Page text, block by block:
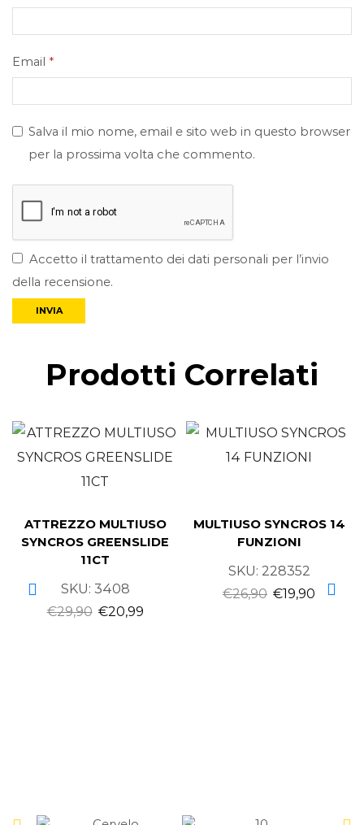
Email *
Salva il mio nome, email e sito web in questo browser
per la prossima volta che commento.
Accetto il trattamento dei dati personali per l’invio
della recensione.
Prodotti Correlati
ATTREZZO MULTIUSO
SYNCROS GREENSLIDE
11CT
SKU: 3408
€29,90 €20,99
MULTIUSO SYNCROS 14
FUNZIONI
SKU: 228352
€26,90 €19,90